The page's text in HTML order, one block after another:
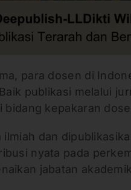
para dosen di
publikasi melalui
bidang kepakaran
dan
nyata pada
jabatan